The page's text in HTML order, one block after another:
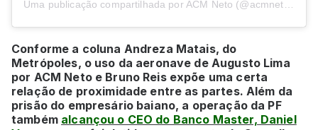
Conforme a coluna Andreza Matais, do
Metrópoles, o uso da aeronave de Augusto Lima
por ACM Neto e Bruno Reis expõe uma certa
relação de proximidade entre as partes. Além da
prisão do empresário baiano, a operação da PF
também alcançou o CEO do Banco Master, Daniel